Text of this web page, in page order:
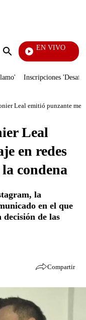
Enviar
EN VIVO
Noticias Caracol
Inscripciones
Leal emitió punzante
Leal
en redes
condena
la
en el que
decisión de las
Compartir